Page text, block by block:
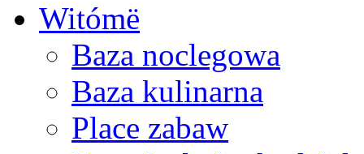
Witómë
Baza noclegowa
Baza kulinarna
Place zabaw